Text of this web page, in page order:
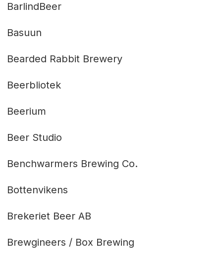
BarlindBeer
Basuun
Bearded Rabbit Brewery
Beerbliotek
Beerium
Beer Studio
Benchwarmers Brewing Co.
Bottenvikens
Brekeriet Beer AB
Brewgineers / Box Brewing